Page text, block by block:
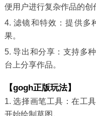
便用户进行复杂作品的创
4. 滤镜和特效：提供多
果。
5. 导出和分享：支持多
台上分享作品。
【gogh正版玩法】
1. 选择画笔工具：在工